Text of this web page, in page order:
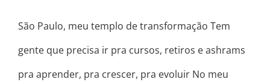
São Paulo, meu templo de transformação Tem
gente que precisa ir pra cursos, retiros e ashrams
pra aprender, pra crescer, pra evoluir No meu